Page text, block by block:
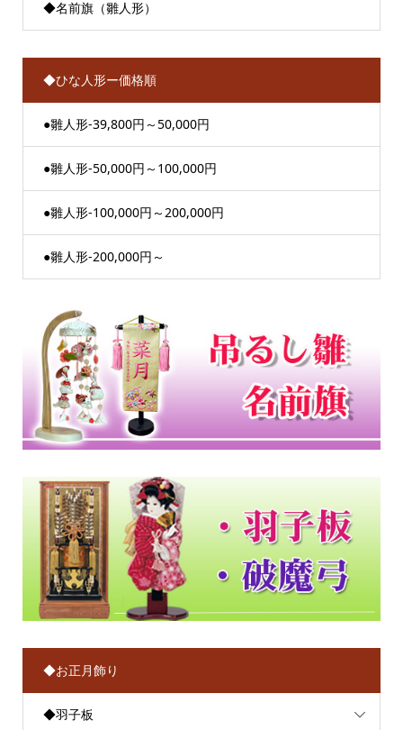
◆名前旗（雛人形）
◆ひな人形ー価格順
●雛人形-39,800円～50,000円
●雛人形-50,000円～100,000円
●雛人形-100,000円～200,000円
●雛人形-200,000円～
◆お正月飾り
◆羽子板